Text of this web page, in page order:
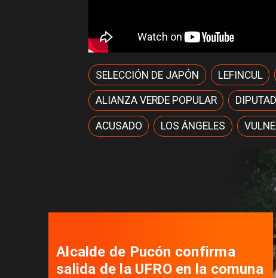
SELECCIÓN DE JAPÓN LEFINCUL
ALIANZA VERDE POPULAR
ACUSADO LOS ÁNGELES
Alcalde de Pucón confirma
salida de la UFRO en la comuna